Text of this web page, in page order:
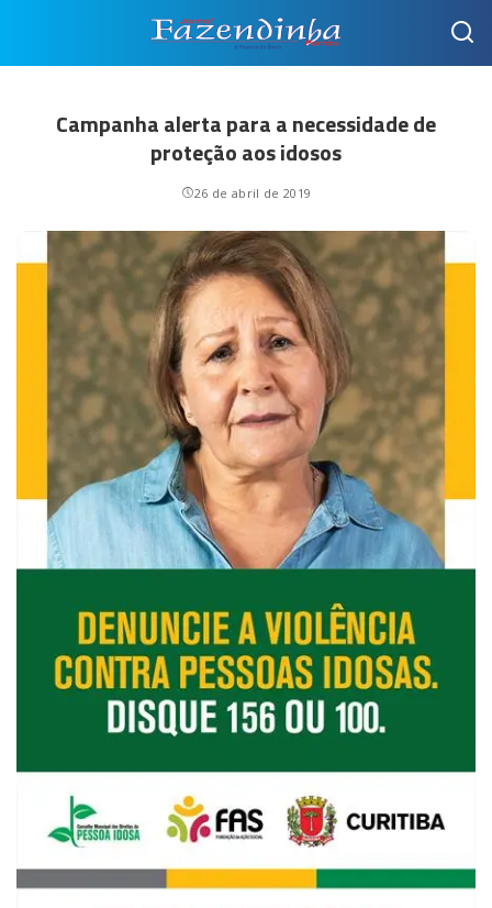
Campanha alerta para a necessidade de
proteção aos idosos
26 de abril de 2019